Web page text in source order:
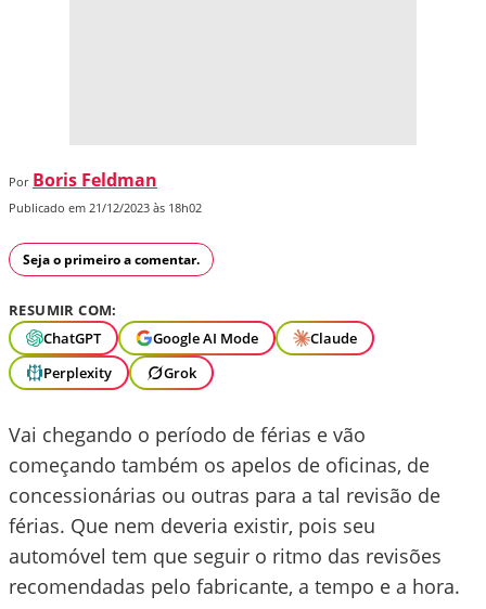
Por Boris Feldman
Publicado em 21/12/2023 às 18h02
Seja o primeiro a comentar.
RESUMIR COM:
ChatGPT
Google AI Mode
Claude
Perplexity
Grok
Vai chegando o período de férias e vão
começando também os apelos de oficinas, de
concessionárias ou outras para a tal revisão de
férias. Que nem deveria existir, pois seu
automóvel tem que seguir o ritmo das revisões
recomendadas pelo fabricante, a tempo e a hora.